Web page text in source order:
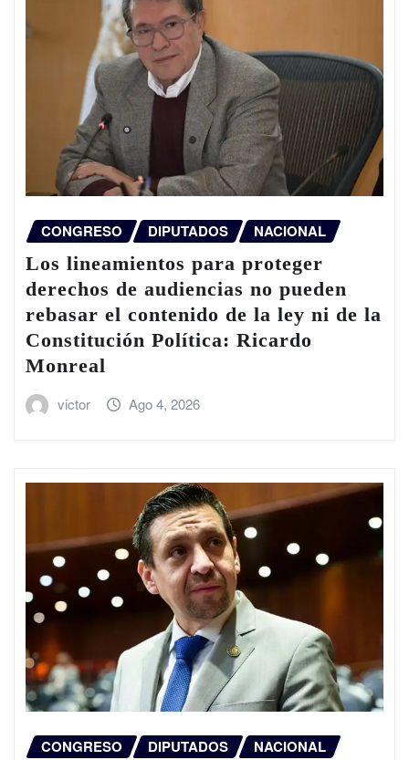
CONGRESO DIPUTADOS NACIONAL
Los lineamientos para proteger
derechos de audiencias no pueden
rebasar el contenido de la ley ni de la
Constitución Política: Ricardo
Monreal
victor Ago 4, 2026
CONGRESO DIPUTADOS NACIONAL